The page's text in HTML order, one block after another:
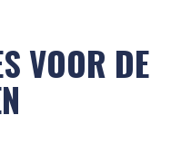
VOOR DE